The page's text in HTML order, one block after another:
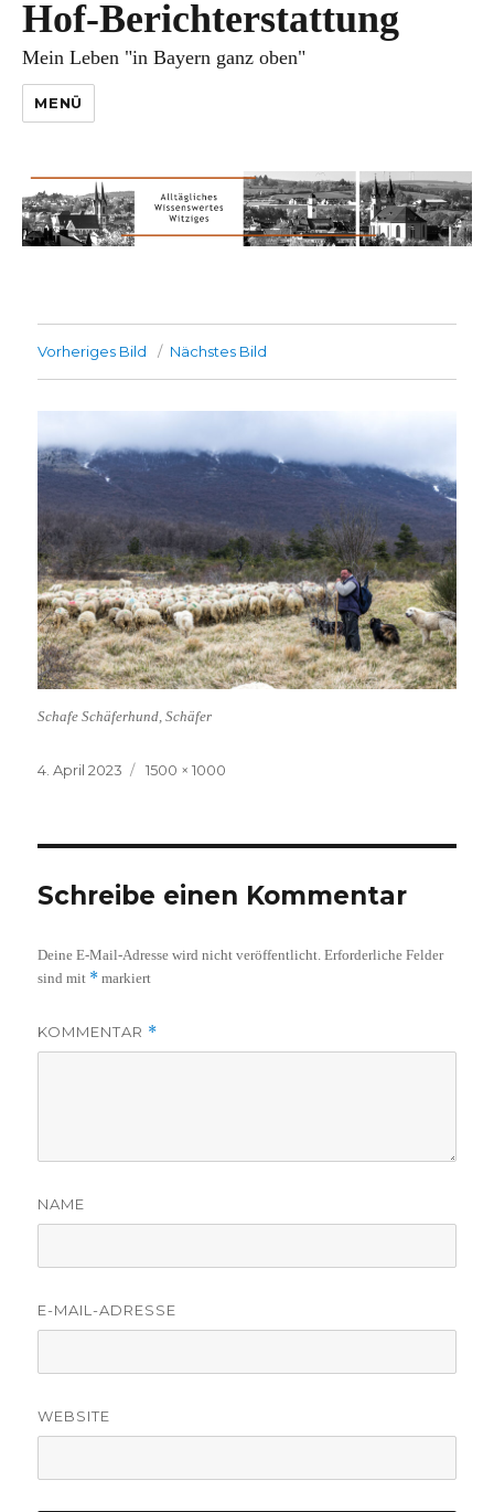
Hof-Berichterstattung
Mein Leben "in Bayern ganz oben"
MENÜ
Vorheriges Bild Nächstes Bild
Schafe Schäferhund, Schäfer
Veröffentlicht
4. April 2023
Volle
1500 × 1000
Schreibe einen Kommentar
Deine E-Mail-Adresse wird nicht veröffentlicht. Erforderliche Felder
sind mit * markiert
KOMMENTAR *
NAME
E-MAIL-ADRESSE
WEBSITE